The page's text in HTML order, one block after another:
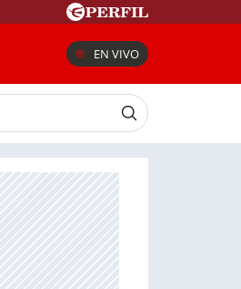
EN VIVO